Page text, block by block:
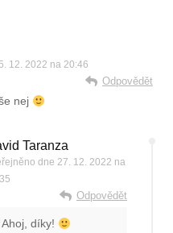
12. 2022 na 20:46
Odpovědět
nej
Taranza
dne 27. 12. 2022 na
Odpovědět
Ahoj, díky!